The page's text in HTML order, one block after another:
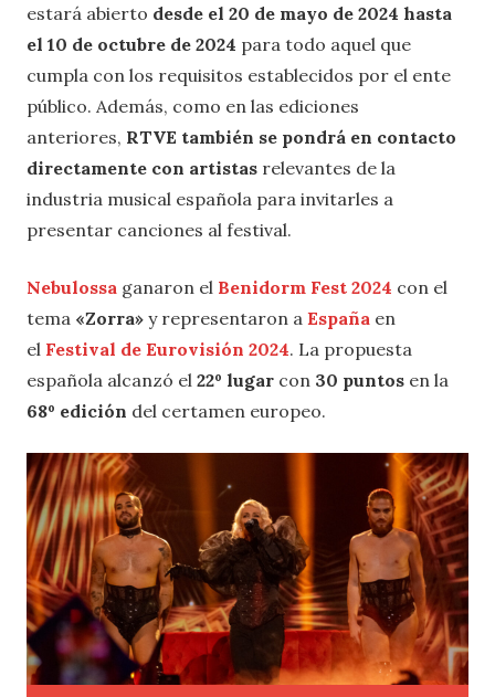
estará abierto desde el 20 de mayo de 2024 hasta
el 10 de octubre de 2024 para todo aquel que
cumpla con los requisitos establecidos por el ente
público. Además, como en las ediciones
anteriores, RTVE también se pondrá en contacto
directamente con artistas relevantes de la
industria musical española para invitarles a
presentar canciones al festival.
Nebulossa ganaron el Benidorm Fest 2024 con el
tema «Zorra» y representaron a España en
el Festival de Eurovisión 2024. La propuesta
española alcanzó el 22º lugar con 30 puntos en la
68º edición del certamen europeo.